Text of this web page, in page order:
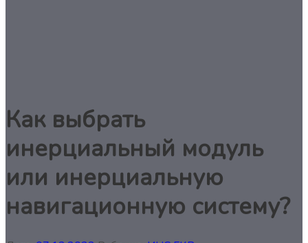
Как выбрать
инерциальный модуль
или инерциальную
навигационную систему?